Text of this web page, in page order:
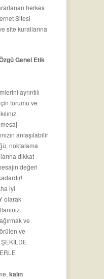
herkes
Sitesi
site kurallarına
Genel Etik
ayrıntılı
forumu ve
anlaşılabilir
noktalama
dikkat
değeri
iyi
olarak
ve
ve
kalın